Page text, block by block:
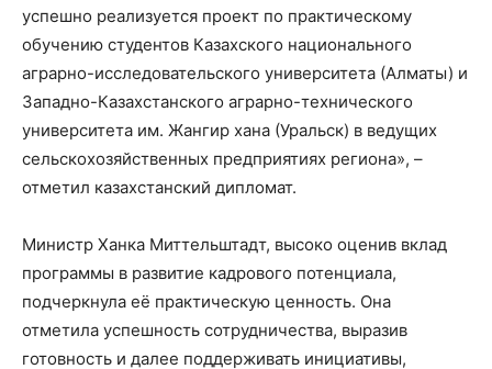
успешно реализуется проект по практическому
обучению студентов Казахского национального
аграрно-исследовательского университета (Алматы) и
Западно-Казахстанского аграрно-технического
университета им. Жангир хана (Уральск) в ведущих
сельскохозяйственных предприятиях региона», –
отметил казахстанский дипломат.
Министр Ханка Миттельштадт, высоко оценив вклад
программы в развитие кадрового потенциала,
подчеркнула её практическую ценность. Она
отметила успешность сотрудничества, выразив
готовность и далее поддерживать инициативы,